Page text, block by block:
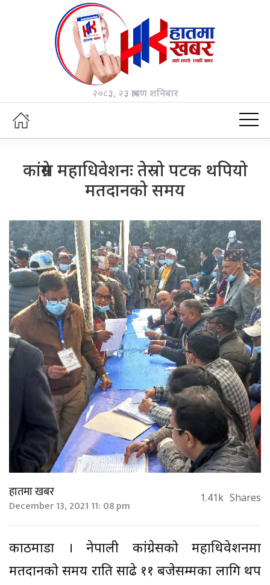
२०८३, २३ श्रावण शनिबार
कांग्रेस महाधिवेशनः तेस्रो पटक थपियो
मतदानको समय
हातमा खबर
December 13, 2021 11: 08 pm 1.41k Shares
काठमाडौँ । नेपाली कांग्रेसको महाधिवेशनमा
मतदानको समय राति साढे ११ बजेसम्मका लागि थप